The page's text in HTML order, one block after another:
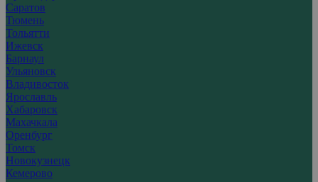
Саратов
Тюмень
Тольятти
Ижевск
Барнаул
Ульяновск
Владивосток
Ярославль
Хабаровск
Махачкала
Оренбург
Томск
Новокузнецк
Кемерово